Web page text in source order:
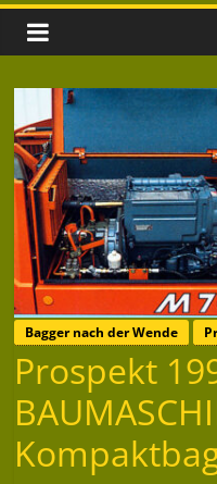
Bagger nach der Wende
Prospekt